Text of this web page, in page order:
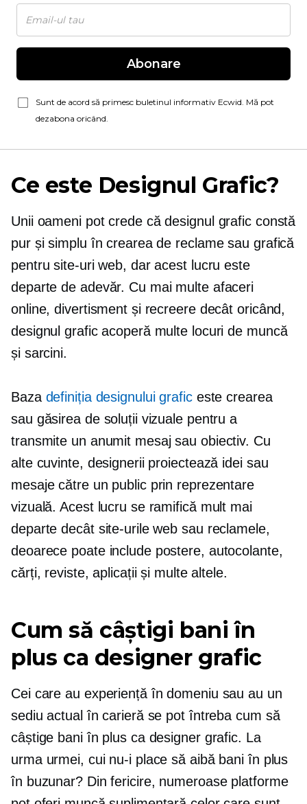
Abonare
Sunt de acord să primesc buletinul informativ Ecwid. Mă pot
dezabona oricând.
Ce este Designul Grafic?
Unii oameni pot crede că designul grafic constă
pur și simplu în crearea de reclame sau grafică
pentru site-uri web, dar acest lucru este
departe de adevăr. Cu mai multe afaceri
online, divertisment și recreere decât oricând,
designul grafic acoperă multe locuri de muncă
și sarcini.
Baza definiția designului graficeste crearea
sau găsirea de soluții vizuale pentru a
transmite un anumit mesaj sau obiectiv. Cu
alte cuvinte, designerii proiectează idei sau
mesaje către un public prin reprezentare
vizuală. Acest lucru se ramifică mult mai
departe decât site-urile web sau reclamele,
deoarece poate include postere, autocolante,
cărți, reviste, aplicații și multe altele.
Cum să câștigi bani în
plus ca designer grafic
Cei care au experiență în domeniu sau au un
sediu actual în carieră se pot întreba cum să
câștige bani în plus ca designer grafic. La
urma urmei, cui nu-i place să aibă bani în plus
în buzunar? Din fericire, numeroase platforme